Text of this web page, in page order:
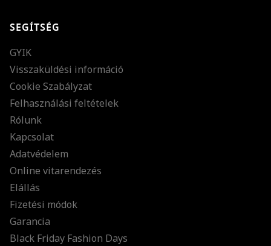
SEGÍTSÉG
GYIK
Visszaküldési információ
Cookie Szabályzat
Felhasználási feltételek
Rólunk
Kapcsolat
Adatvédelem
Online vitarendezés
Elállás
Fizetési módok
Garancia
Black Friday Fashion Days